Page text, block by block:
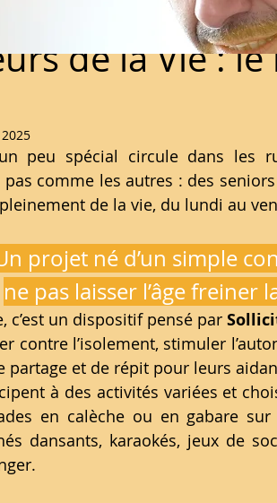
de la Vie :
peu spécial circule dans les
comme les autres : des
de la vie, du lundi au
projet né d’un simple
ne pas laisser l’âge freiner
c’est un dispositif pensé par
contre l’isolement, stimuler
partage et de répit pour leurs
à des activités variées et
en calèche ou en gabare
dansants, karaokés, jeux de